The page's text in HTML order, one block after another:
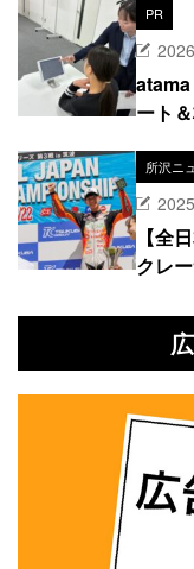
PR
ート
所沢ニ
【全
クレ